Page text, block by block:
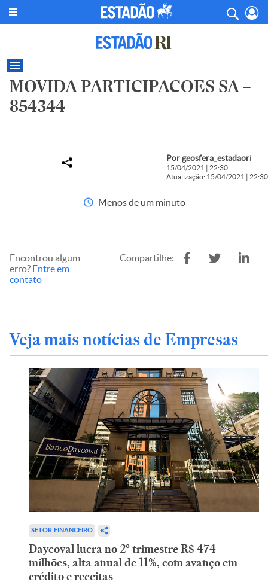
MOVIDA PARTICIPACOES SA –
854344
Por geosfera_estadaori
15/04/2021 | 22:30
Atualização: 15/04/2021 | 22:30
Menos de um minuto
Encontrou algum
erro? Entre em
contato
Compartilhe:
Veja mais notícias de Empresas
SETOR FINANCEIRO
Daycoval lucra no 2º trimestre R$ 474
milhões, alta anual de 11%, com avanço em
crédito e receitas